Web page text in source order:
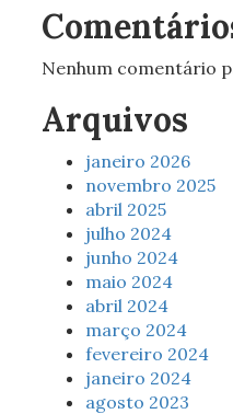
Nenhum comentário
Arquivos
janeiro 2026
novembro 2025
abril 2025
julho 2024
junho 2024
maio 2024
abril 2024
março 2024
fevereiro 2024
janeiro 2024
agosto 2023